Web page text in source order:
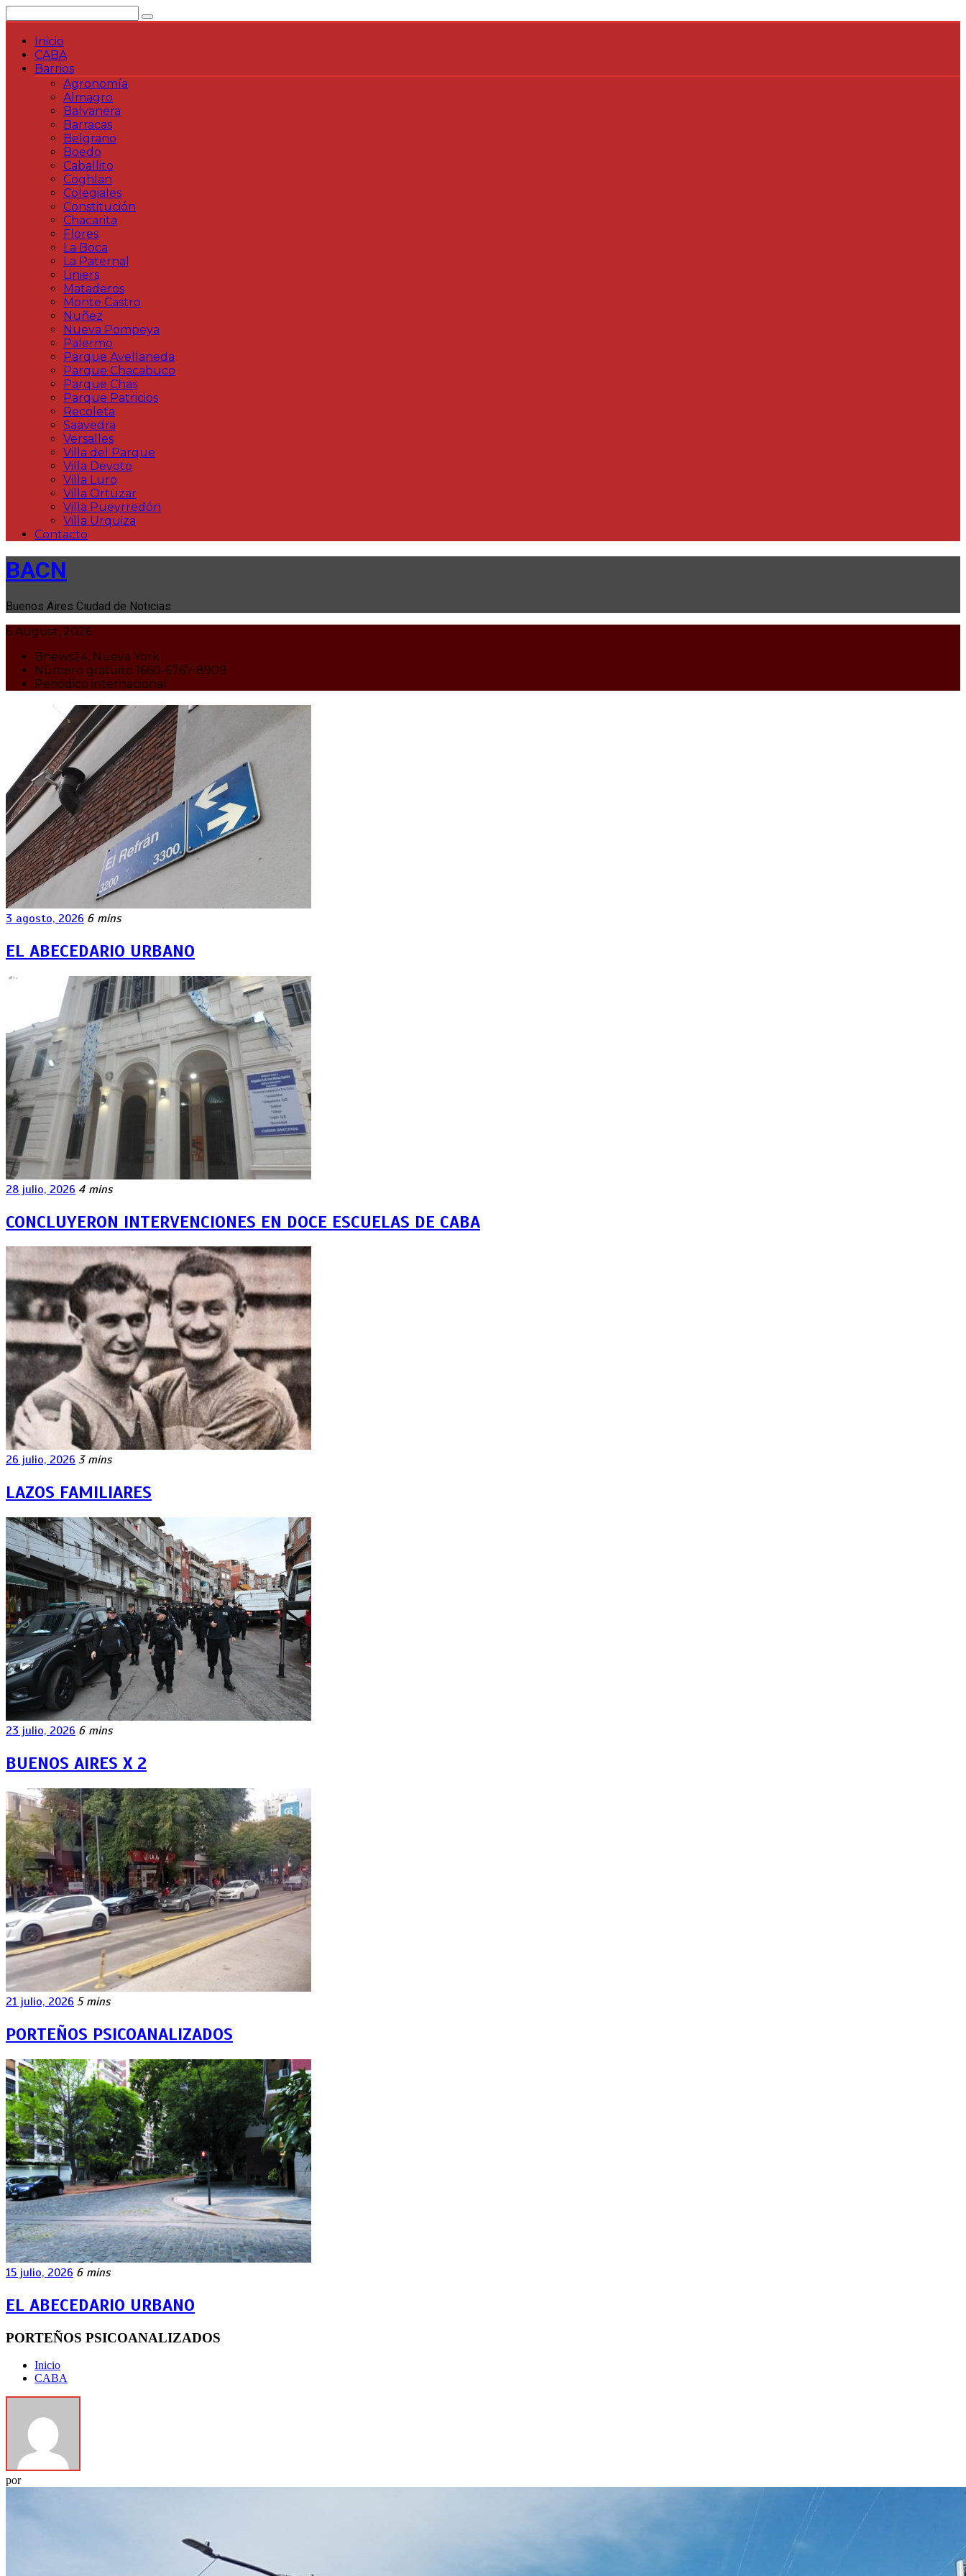
al
contenidoInicio
CABA
Barrios
Agronomía
Almagro
Balvanera
Barracas
Belgrano
Boedo
Caballito
Coghlan
Colegiales
Constitución
Chacarita
Flores
La Boca
La Paternal
Liniers
Mataderos
Monte Castro
Nuñez
Nueva Pompeya
Palermo
Parque Avellaneda
Parque Chacabuco
Parque Chas
Parque Patricios
Recoleta
Saavedra
Versalles
Villa del Parque
Villa Devoto
Villa Luro
Villa Ortuzar
Villa Pueyrredón
Villa Urquiza
Contacto
BACN
Buenos Aires Ciudad de Noticias
6 August, 2026
Bnews24, Nueva York
Número gratuito 1660-6767-8909
Periódico internacional
3 agosto, 2026 6 mins
EL ABECEDARIO URBANO
28 julio, 2026 4 mins
CONCLUYERON INTERVENCIONES EN DOCE ESCUELAS DE CABA
26 julio, 2026 3 mins
LAZOS FAMILIARES
23 julio, 2026 6 mins
BUENOS AIRES X 2
21 julio, 2026 5 mins
PORTEÑOS PSICOANALIZADOS
15 julio, 2026 6 mins
EL ABECEDARIO URBANO
PORTEÑOS PSICOANALIZADOS
Inicio
CABA
por